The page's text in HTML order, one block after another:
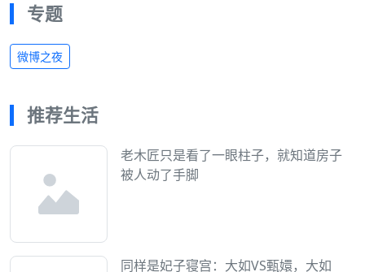
专题
微博之夜
推荐生活
老木匠只是看了一眼柱子，就知道房子
被人动了手脚
同样是妃子寝宫：大如VS甄嬛，大如